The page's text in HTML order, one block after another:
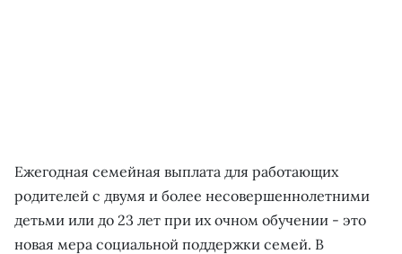
Ежегодная семейная выплата для работающих
родителей с двумя и более несовершеннолетними
детьми или до 23 лет при их очном обучении - это
новая мера социальной поддержки семей. В